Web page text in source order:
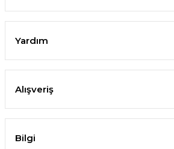
Yardım
Alışveriş
Bilgi